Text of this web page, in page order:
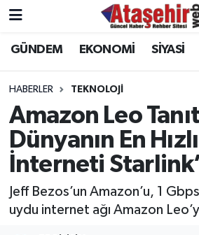
GÜNDEM EKONOMİ SİYASİ
HABERLER TEKNOLOJİ
Amazon Leo
Dünyanın En
İnterneti
Jeff Bezos’un Amazon’u, 1
uydu internet ağı Amazon
Hava Durumu
Trafik Durumu
Süper Lig Puan Durumu ve
Tüm Manşetler
Son Dakika Haberleri